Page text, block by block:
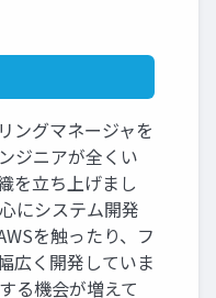
ングマネージャを
ジニアが全くい
を立ち上げまし
にシステム開発
を触ったり、フ
広く開発していま
る機会が増えて